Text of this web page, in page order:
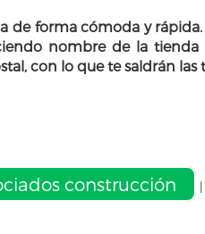
de forma cómoda y
nombre de la
con lo que te saldrán las
construcción |